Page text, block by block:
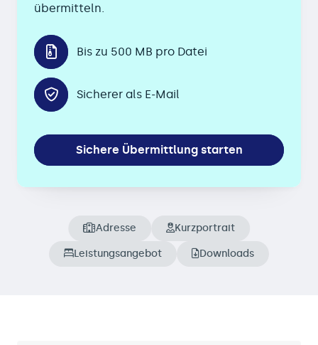
übermitteln.
Bis zu 500 MB pro Datei
Sicherer als E-Mail
Sichere Übermittlung starten
Adresse Kurzportrait
Leistungsangebot Downloads